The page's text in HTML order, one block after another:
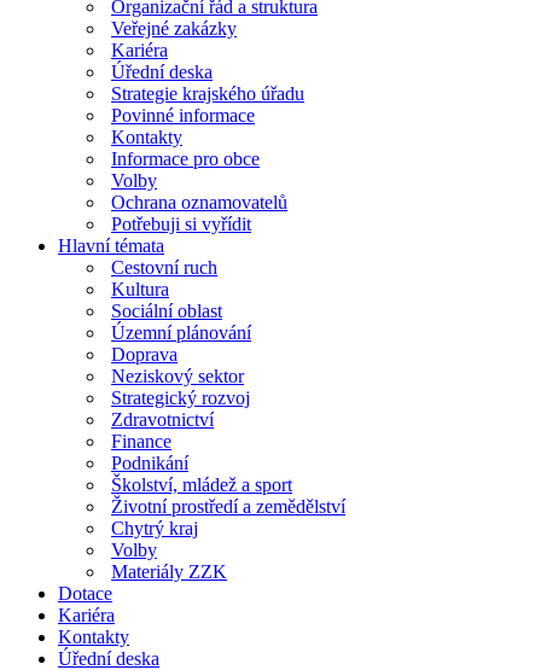
Organizační řád a struktura
Veřejné zakázky
Kariéra
Úřední deska
Strategie krajského úřadu
Povinné informace
Kontakty
Informace pro obce
Volby
Ochrana oznamovatelů
Potřebuji si vyřídit
Hlavní témata
Cestovní ruch
Kultura
Sociální oblast
Územní plánování
Doprava
Neziskový sektor
Strategický rozvoj
Zdravotnictví
Finance
Podnikání
Školství, mládež a sport
Životní prostředí a zemědělství
Chytrý kraj
Volby
Materiály ZZK
Dotace
Kariéra
Kontakty
Úřední deska